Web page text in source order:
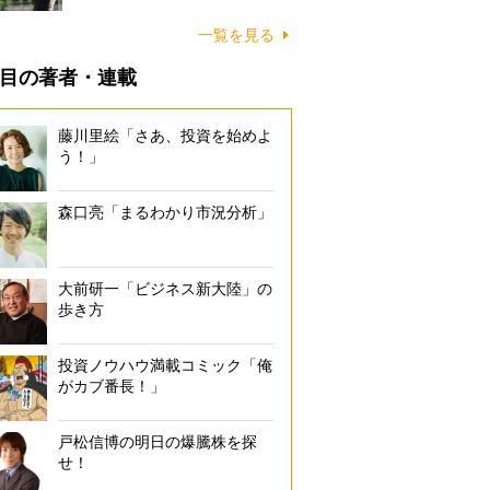
一覧を見る
の著者・連載
藤川里絵「さあ、投資を始めよ
う！」
森口亮「まるわかり市況分析」
大前研一「ビジネス新大陸」の
歩き方
投資ノウハウ満載コミック「俺
がカブ番長！」
戸松信博の明日の爆騰株を探
せ！